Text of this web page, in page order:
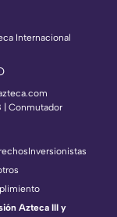
Internacional
| Conmutador
Inversionistas
Azteca III y